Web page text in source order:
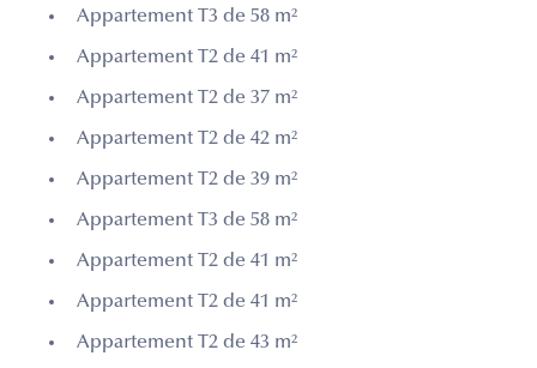
Appartement T3 de 58 m²
Appartement T2 de 41 m²
Appartement T2 de 37 m²
Appartement T2 de 42 m²
Appartement T2 de 39 m²
Appartement T3 de 58 m²
Appartement T2 de 41 m²
Appartement T2 de 41 m²
Appartement T2 de 43 m²